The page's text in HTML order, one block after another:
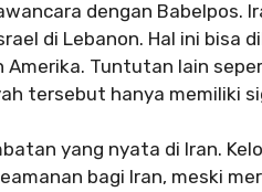
dengan
di Lebanon. Hal ini bisa
Amerika. Tuntutan lain
tersebut hanya memiliki
yang nyata di Iran.
bagi Iran, meski